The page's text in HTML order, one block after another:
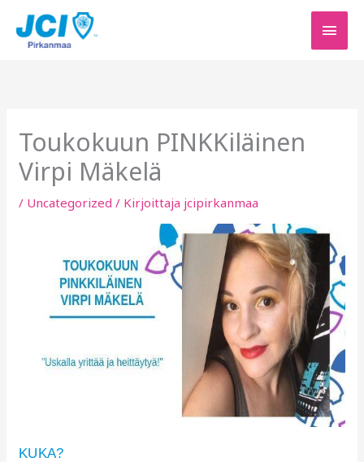
sisältöön
Toukokuun PINKKiläinen
Virpi Mäkelä
/ Uncategorized / Kirjoittaja jcipirkanmaa
KUKA?